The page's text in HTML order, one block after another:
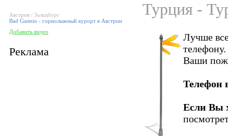
Австрия / Зальцбург
Bad Gastein - горнолыжный курорт в Австрии
Добавить видео
Реклама
Турция -
Лучше
Ваши
Телефон
Если Вы